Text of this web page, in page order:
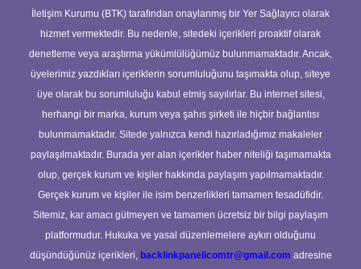
İletişim Kurumu (BTK) tarafından onaylanmış bir Yer Sağlayıcı olarak
hizmet vermektedir. Bu nedenle, sitedeki içerikleri proaktif olarak
denetleme veya araştırma yükümlülüğümüz bulunmamaktadır. Ancak,
üyelerimiz yazdıkları içeriklerin sorumluluğunu taşımakta olup, siteye
üye olarak bu sorumluluğu kabul etmiş sayılırlar. Bu internet sitesi,
herhangi bir marka, kurum veya şahıs şirketi ile hiçbir bağlantısı
bulunmamaktadır. Sitede yalnızca kendi hazırladığımız makaleler
paylaşılmaktadır. Burada yer alan içerikler haber niteliği taşımamakta
olup, gerçek kurum ve kişiler hakkında paylaşım yapılmamaktadır.
Gerçek kurum ve kişiler ile isim benzerlikleri tamamen tesadüfidir.
Sitemiz, kar amacı gütmeyen ve tamamen ücretsiz bir bilgi paylaşım
platformudur. Hukuka ve yasal düzenlemelere aykırı olduğunu
düşündüğünüz içerikleri, backlinkpanelicomtr@gmail.com adresine